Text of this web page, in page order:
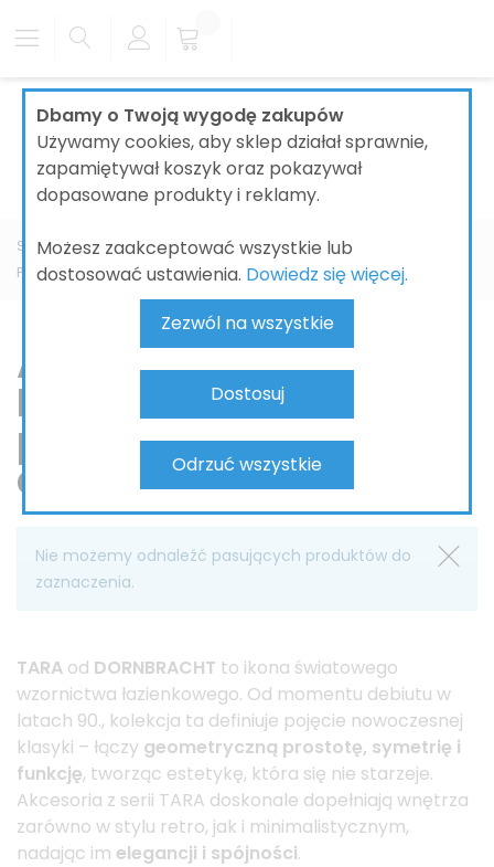
Dbamy o Twoją wygodę zakupów
Używamy cookies, aby sklep działał sprawnie,
zapamiętywał koszyk oraz pokazywał
dopasowane produkty i reklamy.
Możesz zaakceptować wszystkie lub
dostosować ustawienia. Dowiedz się więcej.
Zezwól na wszystkie
Dostosuj
Odrzuć wszystkie
Strona główna ŁAZIENKI
AKCESORIA ŁAZIENKOWE
PRODUCENT
DORNBRACHT Tara
Akcesoria łazienkowe
DORNBRACHT TARA –
ponadczasowa ikona
designu
Nie możemy odnaleźć pasujących produktów do
zaznaczenia.
TARA od DORNBRACHT to ikona światowego
wzornictwa łazienkowego. Od momentu debiutu w
latach 90., kolekcja ta definiuje pojęcie nowoczesnej
klasyki – łączy geometryczną prostotę, symetrię i
funkcję, tworząc estetykę, która się nie starzeje.
Akcesoria z serii TARA doskonale dopełniają wnętrza
zarówno w stylu retro, jak i minimalistycznym,
nadając im elegancji i spójności.